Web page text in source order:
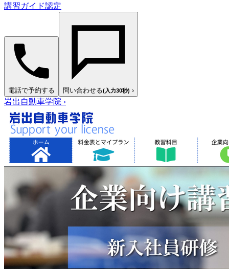
講習ガイド認定
電話で予約する 問い合わせる(入力30秒) ›
岩出自動車学院 ›